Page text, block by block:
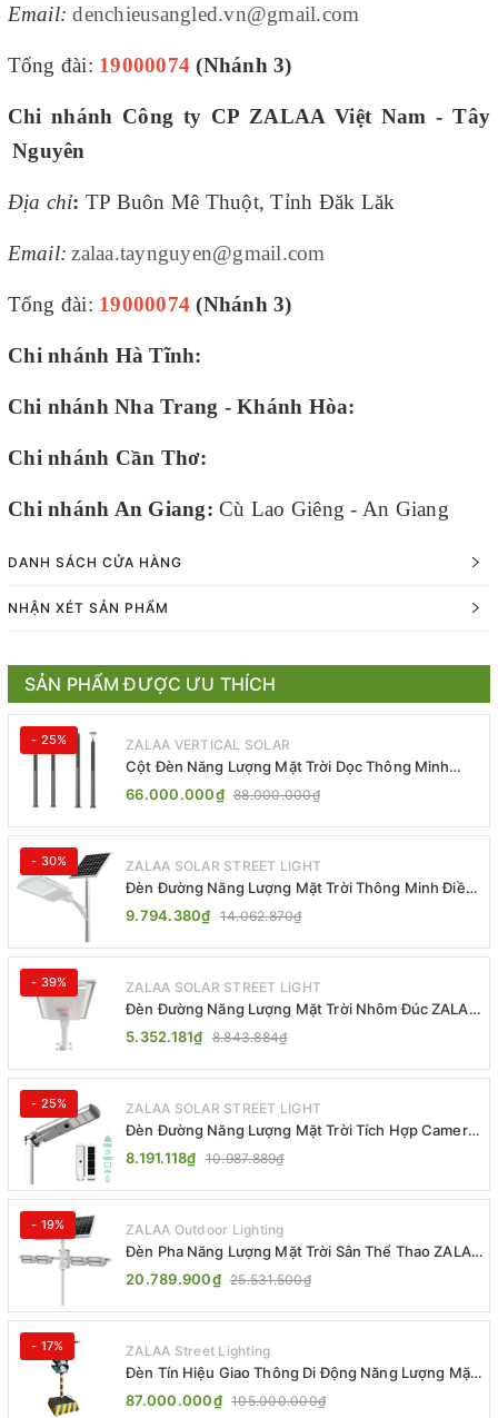
Email:denchieusangled.vn@gmail.com
Tổng đài: 19000074 (Nhánh 3)
Chi nhánh Công ty CP ZALAA Việt Nam - Tây
Nguyên
Địa chỉ: TP Buôn Mê Thuột, Tỉnh Đăk Lăk
Email: zalaa.taynguyen@gmail.com
Tổng đài: 19000074 (Nhánh 3)
Chi nhánh Hà Tĩnh:
Chi nhánh Nha Trang - Khánh Hòa:
Chi nhánh Cần Thơ:
Chi nhánh An Giang: Cù Lao Giêng - An Giang
DANH SÁCH CỬA HÀNG
NHẬN XÉT SẢN PHẨM
SẢN PHẨM ĐƯỢC ƯU THÍCH
- 25% ZALAA VERTICAL SOLAR
Cột Đèn Năng Lượng Mặt Trời Dọc Thông Minh
ZSR-YYDS-360 | ZALAA Jsc
66.000.000₫ 88.000.000₫
- 30% ZALAA SOLAR STREET LIGHT
Đèn Đường Năng Lượng Mặt Trời Thông Minh Điều
Khiển MPPT ZL-GMX01 ZALAA
9.794.380₫ 14.062.870₫
- 39% ZALAA SOLAR STREET LIGHT
Đèn Đường Năng Lượng Mặt Trời Nhôm Đúc ZALAA
ZL-BWH Cao Cấp IP65
5.352.181₫ 8.843.884₫
- 25% ZALAA SOLAR STREET LIGHT
Đèn Đường Năng Lượng Mặt Trời Tích Hợp Camera
ZALAA ZL-BJ04-CCTV (80W, IP65)
8.191.118₫ 10.987.889₫
- 19% ZALAA Outdoor Lighting
Đèn Pha Năng Lượng Mặt Trời Sân Thể Thao ZALAA
Jsc Chống Nước IP65 Cao Cấp
20.789.900₫ 25.531.500₫
- 17% ZALAA Street Lighting
Đèn Tín Hiệu Giao Thông Di Động Năng Lượng Mặt
Trời ZALAA ZL-300A-D
87.000.000₫ 105.000.000₫